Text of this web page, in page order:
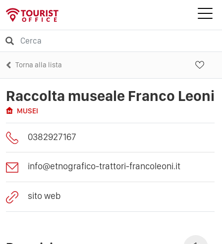
Torna alla lista
Raccolta museale Franco Leoni
MUSEI
0382927167
info@etnografico-trattori-francoleoni.it
sito web